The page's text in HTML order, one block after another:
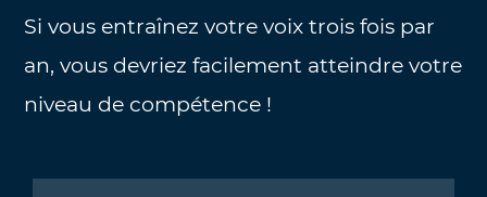
Si vous entraînez votre voix trois fois par
an, vous devriez facilement atteindre votre
niveau de compétence !